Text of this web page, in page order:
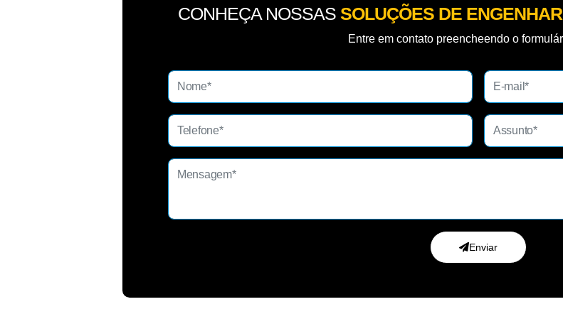
CONHEÇA NOSSAS SOLUÇÕES DE
Entre em contato preencheendo o
Enviar